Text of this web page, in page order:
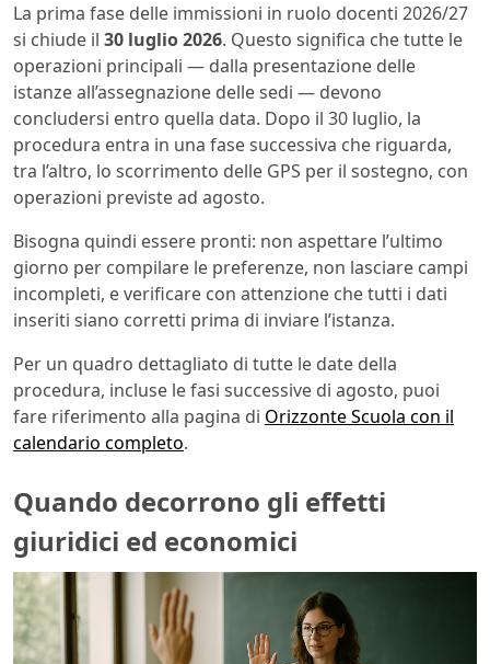
La prima fase delle immissioni in ruolo docenti 2026/27
si chiude il 30 luglio 2026. Questo significa che tutte le
operazioni principali — dalla presentazione delle
istanze all’assegnazione delle sedi — devono
concludersi entro quella data. Dopo il 30 luglio, la
procedura entra in una fase successiva che riguarda,
tra l’altro, lo scorrimento delle GPS per il sostegno, con
operazioni previste ad agosto.
Bisogna quindi essere pronti: non aspettare l’ultimo
giorno per compilare le preferenze, non lasciare campi
incompleti, e verificare con attenzione che tutti i dati
inseriti siano corretti prima di inviare l’istanza.
Per un quadro dettagliato di tutte le date della
procedura, incluse le fasi successive di agosto, puoi
fare riferimento alla pagina di Orizzonte Scuola con il
calendario completo.
Quando decorrono gli effetti
giuridici ed economici